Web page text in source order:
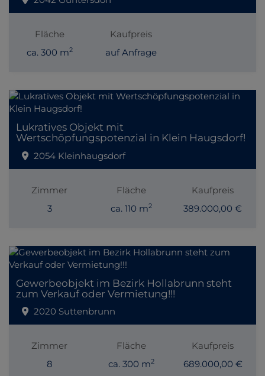
Fläche
ca. 300 m2
Kaufpreis
auf Anfrage
Lukratives Objekt mit
Wertschöpfungspotenzial in Klein Haugsdorf!
2054 Kleinhaugsdorf
Zimmer
3
Fläche
ca. 110 m2
Kaufpreis
389.000,00 €
Gewerbeobjekt im Bezirk Hollabrunn steht
zum Verkauf oder Vermietung!!!
2020 Suttenbrunn
Zimmer
8
Fläche
ca. 300 m2
Kaufpreis
689.000,00 €